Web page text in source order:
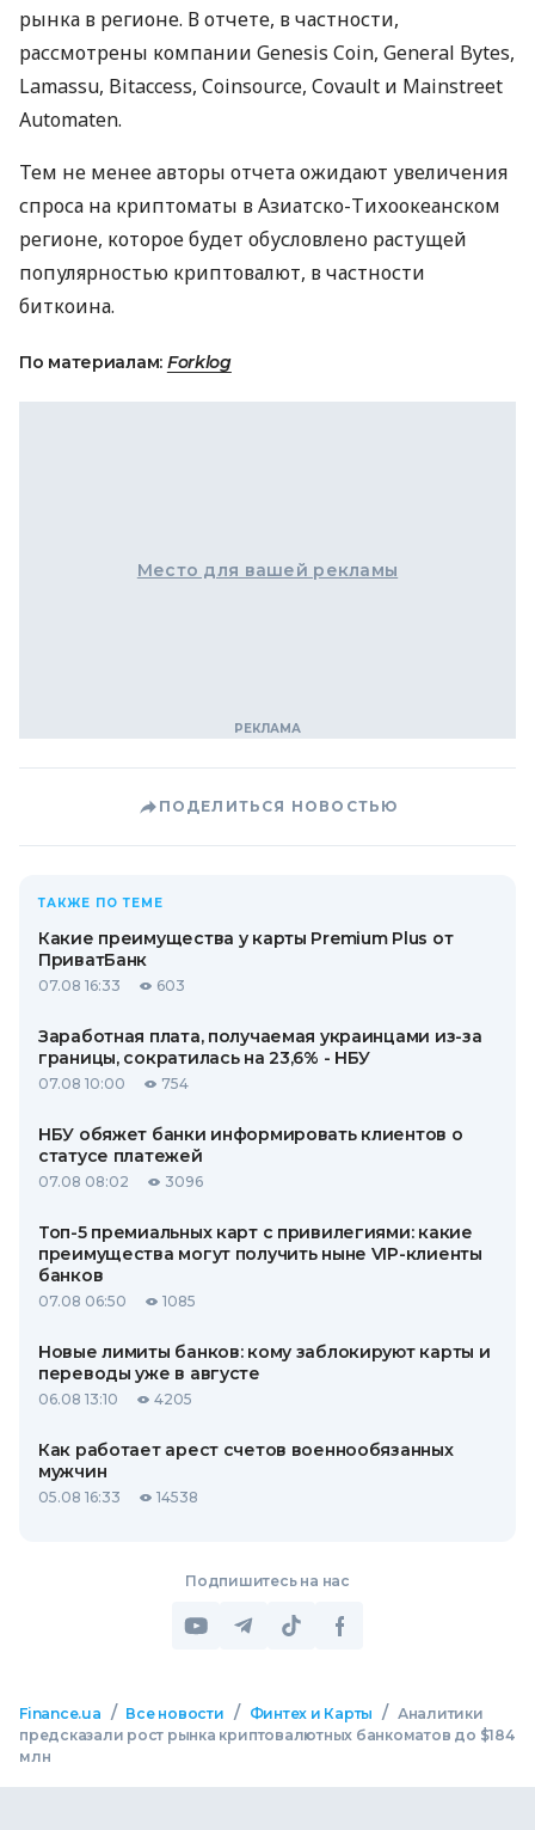
рынка в регионе. В отчете, в частности,
рассмотрены компании Genesis Coin, General Bytes,
Lamassu, Bitaccess, Coinsource, Covault и Mainstreet
Automaten.
Тем не менее авторы отчета ожидают увеличения
спроса на криптоматы в Азиатско-Тихоокеанском
регионе, которое будет обусловлено растущей
популярностью криптовалют, в частности
биткоина.
По материалам: Forklog
Место для вашей рекламы
ПОДЕЛИТЬСЯ НОВОСТЬЮ
ТАКЖЕ ПО ТЕМЕ
Какие преимущества у карты Premium Plus от
ПриватБанк
07.08 16:33 603
Заработная плата, получаемая украинцами из-за
границы, сократилась на 23,6% - НБУ
07.08 10:00 754
НБУ обяжет банки информировать клиентов о
статусе платежей
07.08 08:02 3096
Топ-5 премиальных карт с привилегиями: какие
преимущества могут получить ныне VIP-клиенты
банков
07.08 06:50 1085
Новые лимиты банков: кому заблокируют карты и
переводы уже в августе
06.08 13:10 4205
Как работает арест счетов военнообязанных
мужчин
05.08 16:33 14538
Подпишитесь на нас
Finance.ua / Все новости / Финтех и Карты / Аналитики
предсказали рост рынка криптовалютных банкоматов до $184
млн